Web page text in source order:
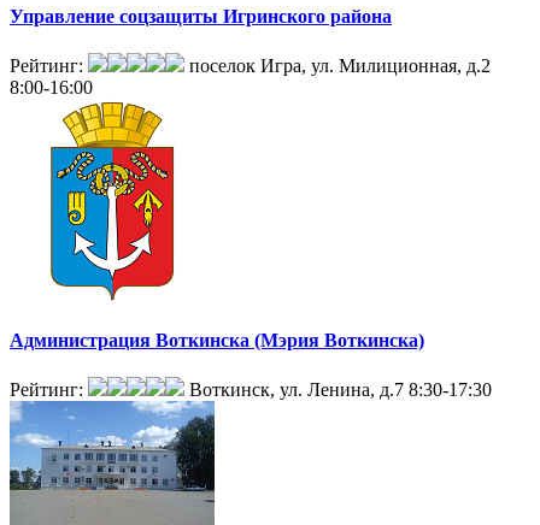
Управление соцзащиты Игринского района
Рейтинг:
поселок Игра, ул. Милиционная, д.2
8:00-16:00
Администрация Воткинска (Мэрия Воткинска)
Рейтинг: Воткинск, ул. Ленина, д.7 8:30-17:30